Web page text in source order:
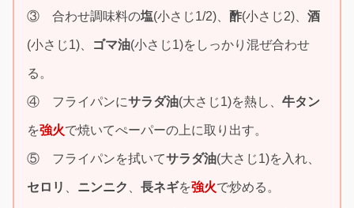
③ 合わせ調味料の塩(小さじ1/2)、 酢(小さじ2)、 酒
(小さじ1)、 ゴマ油(小さじ1)をしっかり混ぜ合わせ
る。
④ フライパンにサラダ油(大さじ1)を熱し、 牛タン
を強火で焼いてぺーパーの上に取り出す。
⑤ フライパンを拭いてサラダ油(大さじ1)を入れ、
セロリ ニンニク 長ネギを強火で炒める。